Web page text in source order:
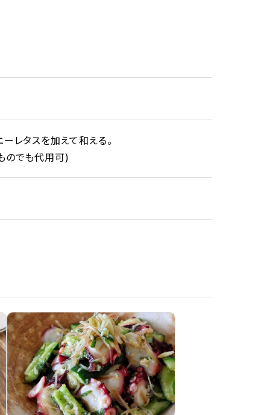
レタスを加えて和える。
のでも代用可)